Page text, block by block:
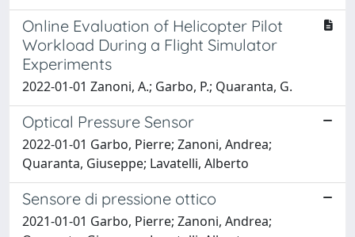
Online Evaluation of Helicopter Pilot
Workload During a Flight Simulator
Experiments
2022-01-01 Zanoni, A.; Garbo, P.; Quaranta, G.
Optical Pressure Sensor
2022-01-01 Garbo, Pierre; Zanoni, Andrea;
Quaranta, Giuseppe; Lavatelli, Alberto
Sensore di pressione ottico
2021-01-01 Garbo, Pierre; Zanoni, Andrea;